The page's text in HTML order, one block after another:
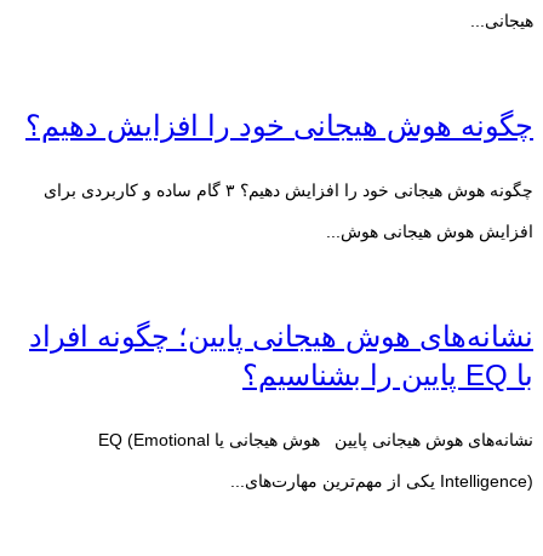
هیجانی...
چگونه هوش هیجانی خود را افزایش دهیم؟
چگونه هوش هیجانی خود را افزایش دهیم؟ ۳ گام ساده و کاربردی برای
افزایش هوش هیجانی هوش...
نشانه‌های هوش هیجانی پایین؛ چگونه افراد
با EQ پایین را بشناسیم؟
نشانه‌های هوش هیجانی پایین هوش هیجانی یا EQ (Emotional
Intelligence) یکی از مهم‌ترین مهارت‌های...